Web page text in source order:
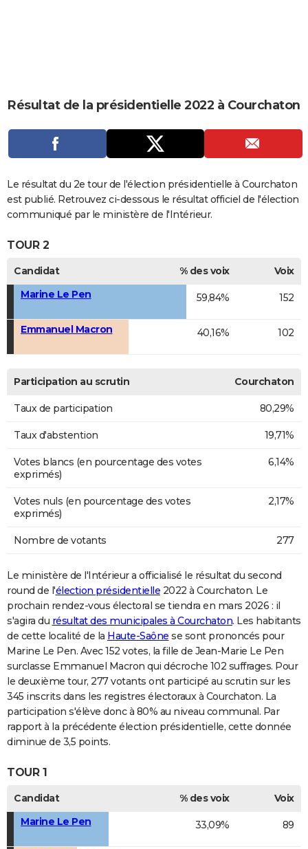
CARTE DE VOEUX
DICTIONNAIRE
Dictionnaire
Biographies
Expressions
Proverbes
PROGRAMME TV
COPAINS D'AVANT
S'inscrire
Se connecter
Lycées
Collèges
Primaires
Universités
Entreprises
Service militaire
Avis de recherche
AVIS DE DÉCÈS
FORUM
Bricolage
Culture
Television
Voyage
Résultat de la présidentielle 2022 à Courchaton
Le résultat du 2e tour de l'élection présidentielle à Courchaton
est publié. Retrouvez ci-dessous le résultat officiel de l'élection
communiqué par le ministère de l'Intérieur.
TOUR 2
Candidat % des voix
Voix
Marine Le Pen
59,84% 152
Emmanuel Macron 40,16% 102
Participation au scrutin Courchaton
Taux de participation 80,29%
Taux d'abstention 19,71%
Votes blancs (en pourcentage des votes
exprimés)
6,14%
Votes nuls (en pourcentage des votes
exprimés)
2,17%
Nombre de votants 277
Le ministère de l'Intérieur a officialisé le résultat du second
round de l'élection présidentielle 2022 à Courchaton. Le
prochain rendez-vous électoral se tiendra en mars 2026 : il
s'agira du résultat des municipales à Courchaton. Les habitants
de cette localité de la Haute-Saône se sont prononcés pour
Marine Le Pen. Avec 152 votes, la fille de Jean-Marie Le Pen
surclasse Emmanuel Macron qui décroche 102 suffrages. Pour
le deuxième tour, 277 votants ont participé au scrutin sur les
345 inscrits dans les registres électoraux à Courchaton. La
participation s'élève donc à 80% au niveau communal. Par
rapport à la précédente élection présidentielle, cette donnée
diminue de 3,5 points.
TOUR 1
Candidat % des voix
Voix
Marine Le Pen
33,09% 89